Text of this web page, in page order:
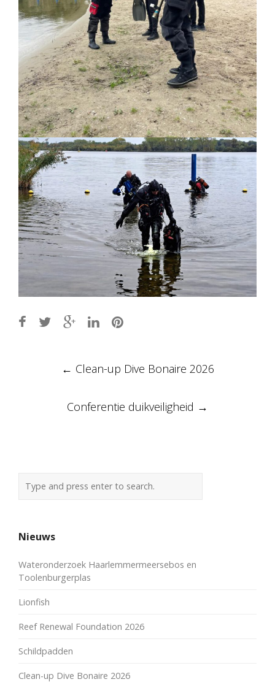
← Clean-up Dive Bonaire 2026
Conferentie duikveiligheid →
Nieuws
Wateronderzoek Haarlemmermeersebos en
Toolenburgerplas
Lionfish
Reef Renewal Foundation 2026
Schildpadden
Clean-up Dive Bonaire 2026